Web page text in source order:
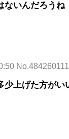
ないんだろうね
No.484260111
少上げた方がい